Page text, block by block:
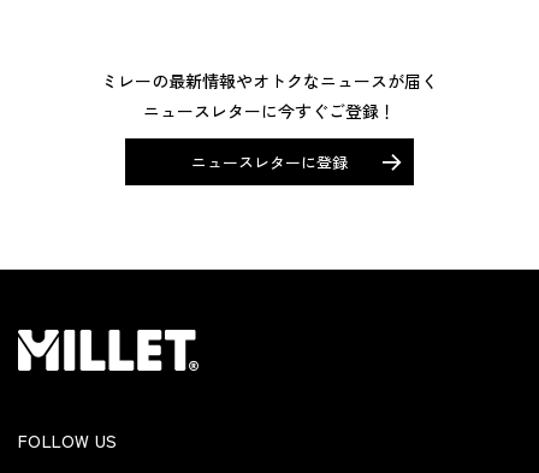
ミレーの最新情報やオトクなニュースが届く
ニュースレターに今すぐご登録！
ニュースレターに登録
FOLLOW US